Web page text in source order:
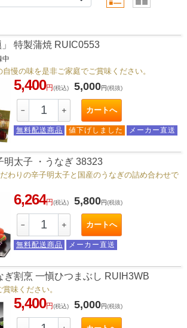
特製蒲焼 RUIC0553
中
慢の味を是非ご家庭でご賞味ください。
5,400円(税込) 5,000円(税抜)
－ ＋ カートへ
無料配送商品 値下げしました メーカー直送
明太子 ・うなぎ 38323
わりの辛子明太子と国産のうなぎの詰め合わせで
6,264円(税込) 5,800円(税抜)
－ ＋ カートへ
無料配送商品 メーカー直送
ぎ割烹 一愼ひつまぶし RUIH3WB
味ください。
5,400円(税込) 5,000円(税抜)